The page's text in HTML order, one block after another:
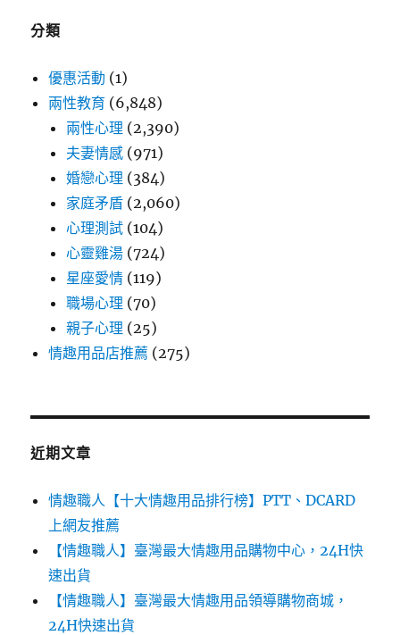
分類
優惠活動 (1)
兩性教育 (6,848)
兩性心理 (2,390)
夫妻情感 (971)
婚戀心理 (384)
家庭矛盾 (2,060)
心理測試 (104)
心靈雞湯 (724)
星座愛情 (119)
職場心理 (70)
親子心理 (25)
情趣用品店推薦 (275)
近期文章
情趣職人【十大情趣用品排行榜】PTT、DCARD
上網友推薦
【情趣職人】臺灣最大情趣用品購物中心，24H快
速出貨
【情趣職人】臺灣最大情趣用品領導購物商城，
24H快速出貨